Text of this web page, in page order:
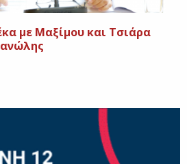
με Μαξίμου και Τσιάρα